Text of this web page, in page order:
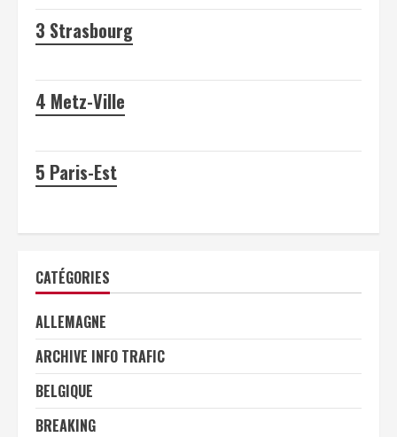
3 Strasbourg
4 Metz-Ville
5 Paris-Est
CATÉGORIES
ALLEMAGNE
ARCHIVE INFO TRAFIC
BELGIQUE
BREAKING